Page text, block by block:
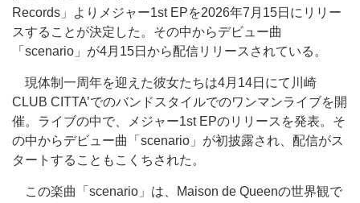
Records」よりメジャー1st EPを2026年7月15日にリリー
スすることが決定した。その中からデビュー曲
「scenario」が4月15日から配信リリースされている。
現体制一周年を迎えた彼女たちは4月14日にて川崎
CLUB CITTA’でのバンドスタイルでのワンマンライブを開
催。ライブの中で、メジャー1st EPのリリースを発表。そ
の中からデビュー曲「scenario」が初披露され、配信がス
タートすることもこくちされた。
この楽曲「scenario」は、Maison de Queenの世界観で